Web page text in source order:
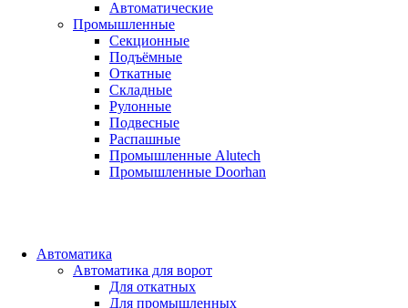
Автоматические
Промышленные
Секционные
Подъёмные
Откатные
Складные
Рулонные
Подвесные
Распашные
Промышленные Alutech
Промышленные Doorhan
Автоматика
Автоматика для ворот
Для откатных
Для промышленных